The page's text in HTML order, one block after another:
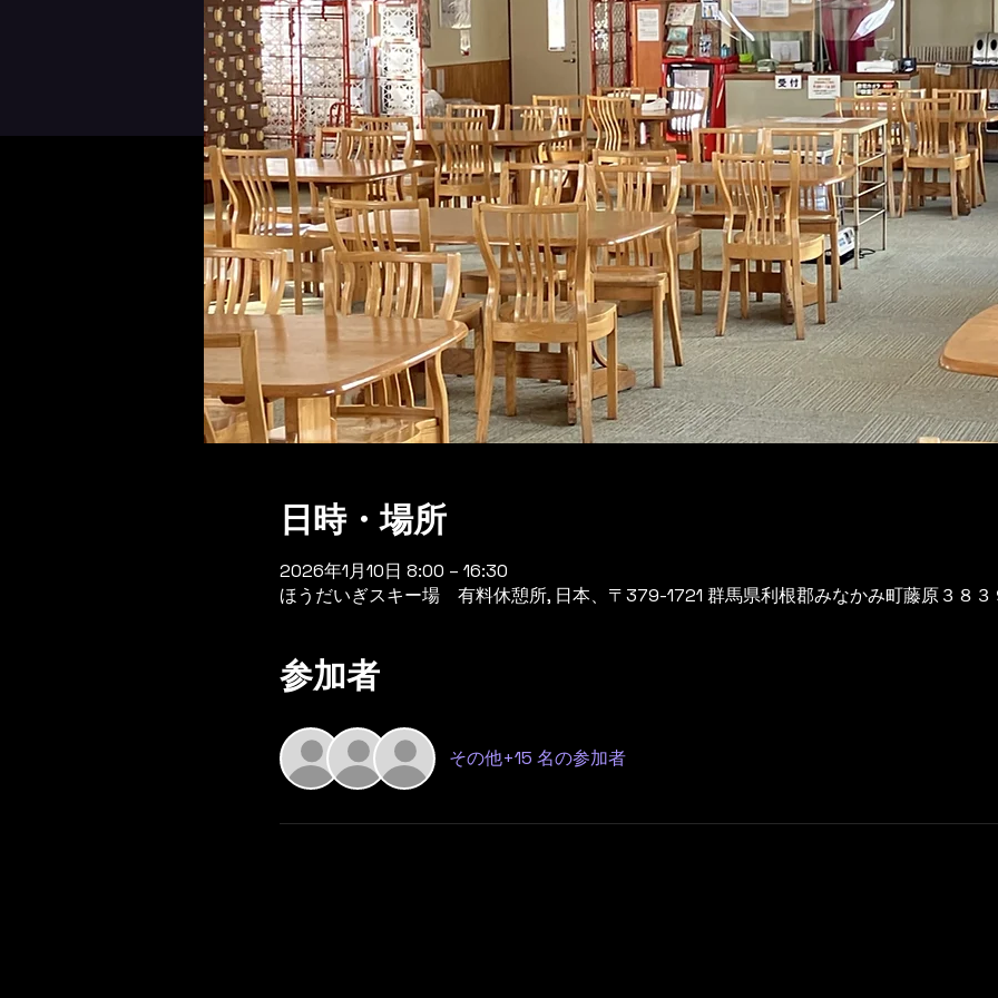
日時・場所
2026年1月10日 8:00 – 16:30
ほうだいぎスキー場 有料休憩所, 日本、〒379-1721 群馬県利根郡みなかみ町藤原３８３
参加者
その他+15 名の参加者